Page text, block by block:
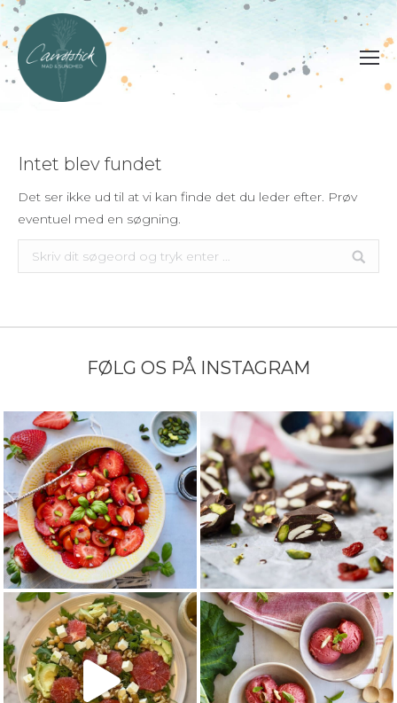
Intet blev fundet
Det ser ikke ud til at vi kan finde det du leder efter. Prøv
eventuel med en søgning.
Søg:
FØLG OS PÅ INSTAGRAM